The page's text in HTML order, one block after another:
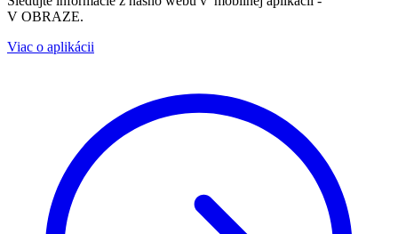
V OBRAZE.
Viac o aplikácii